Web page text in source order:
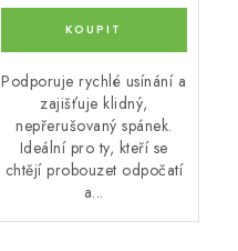
Podporuje rychlé usínání a
zajišťuje klidný,
nepřerušovaný spánek.
Ideální pro ty, kteří se
chtějí probouzet odpočatí
a...